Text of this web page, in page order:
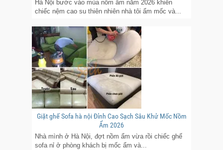
Hà Nội bước vào mùa nồm ẩm năm 2026 khiến
chiếc nệm cao su thiên nhiên nhà tôi ẩm mốc và...
Giặt ghế Sofa hà nội Đỉnh Cao Sạch Sâu Khử Mốc Nồm
Ẩm 2026
Nhà mình ở Hà Nội, đợt nồm ẩm vừa rồi chiếc ghế
sofa nỉ ở phòng khách bị mốc ẩm và...